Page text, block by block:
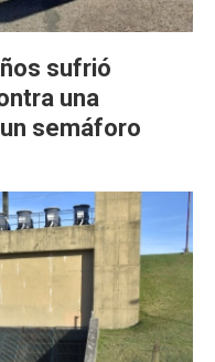
sufrió
una
semáforo